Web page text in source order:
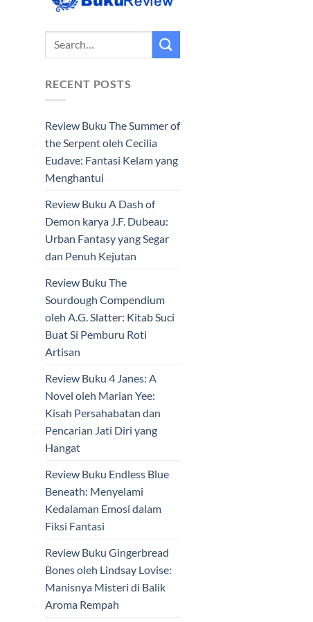
RECENT POSTS
Review Buku The Summer of
the Serpent oleh Cecilia
Eudave: Fantasi Kelam yang
Menghantui
Review Buku A Dash of
Demon karya J.F. Dubeau:
Urban Fantasy yang Segar
dan Penuh Kejutan
Review Buku The
Sourdough Compendium
oleh A.G. Slatter: Kitab Suci
Buat Si Pemburu Roti
Artisan
Review Buku 4 Janes: A
Novel oleh Marian Yee:
Kisah Persahabatan dan
Pencarian Jati Diri yang
Hangat
Review Buku Endless Blue
Beneath: Menyelami
Kedalaman Emosi dalam
Fiksi Fantasi
Review Buku Gingerbread
Bones oleh Lindsay Lovise:
Manisnya Misteri di Balik
Aroma Rempah